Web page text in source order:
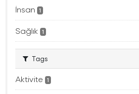
İnsan 1
Sağlık 1
Tags
Aktivite 1